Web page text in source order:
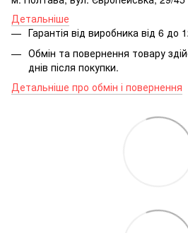
Детальніше
Гарантія від виробника від 6 до
Обмін та повернення товару
днів після покупки.
Детальніше про обмін і повернення